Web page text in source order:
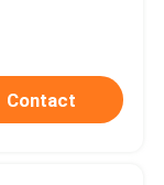
Contact